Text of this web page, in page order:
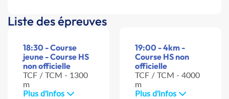
Liste des épreuves
18:30 - Course
jeune - Course HS
non officielle
TCF / TCM - 1300
m
Plus d'infos
19:00 - 4km -
Course HS non
officielle
TCF / TCM - 4000
m
Plus d'infos